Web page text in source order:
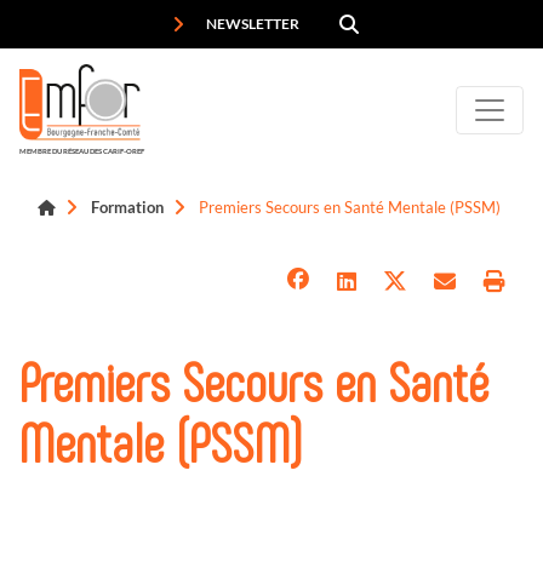
NEWSLETTER
MEMBRE DU RÉSEAU DES CARIF-OREF
Formation Premiers Secours en Santé Mentale (PSSM)
Premiers Secours en Santé
Mentale (PSSM)
Panneau de gestion des cookies